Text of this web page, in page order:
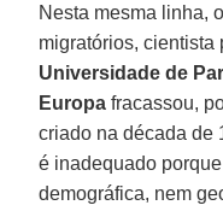
Nesta mesma linha,
migratórios, cientista
Universidade de
Europa fracassou,
criado na década de
é inadequado
demográfica, nem